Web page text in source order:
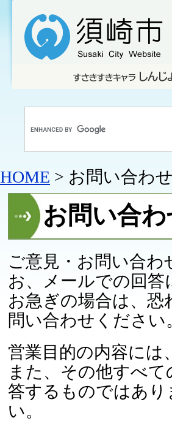
HOME > お問い合わせ
お問い合わ
ご意見・お問い合
お、メールでの回
お急ぎの場合は、
問い合わせください
営業目的の内容には
また、その他すべ
答するものではあ
い。